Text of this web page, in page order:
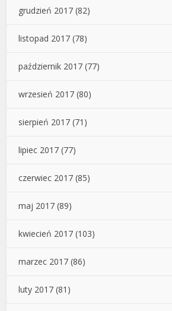
grudzień 2017 (82)
listopad 2017 (78)
październik 2017 (77)
wrzesień 2017 (80)
sierpień 2017 (71)
lipiec 2017 (77)
czerwiec 2017 (85)
maj 2017 (89)
kwiecień 2017 (103)
marzec 2017 (86)
luty 2017 (81)